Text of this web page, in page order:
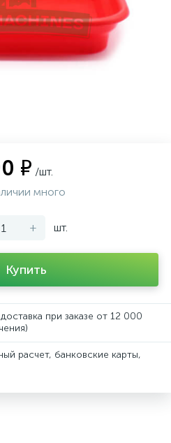
₽ /шт.
много
+ шт.
Купить
при заказе от 12 000
расчет, банковские карты,